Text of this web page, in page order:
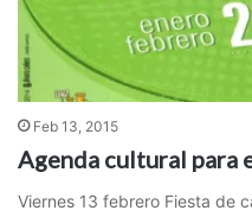
Feb 13, 2015
Agenda cultural para
Viernes 13 febrero Fiesta de